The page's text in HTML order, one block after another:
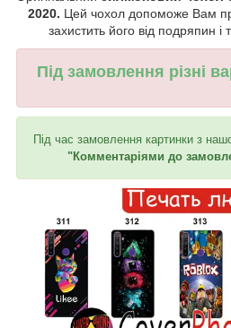
2020. Цей чохол допоможе Вам
захистить його від подряпин і
Під замовлення різні
Під час замовлення картинки з
"Комментаріями до